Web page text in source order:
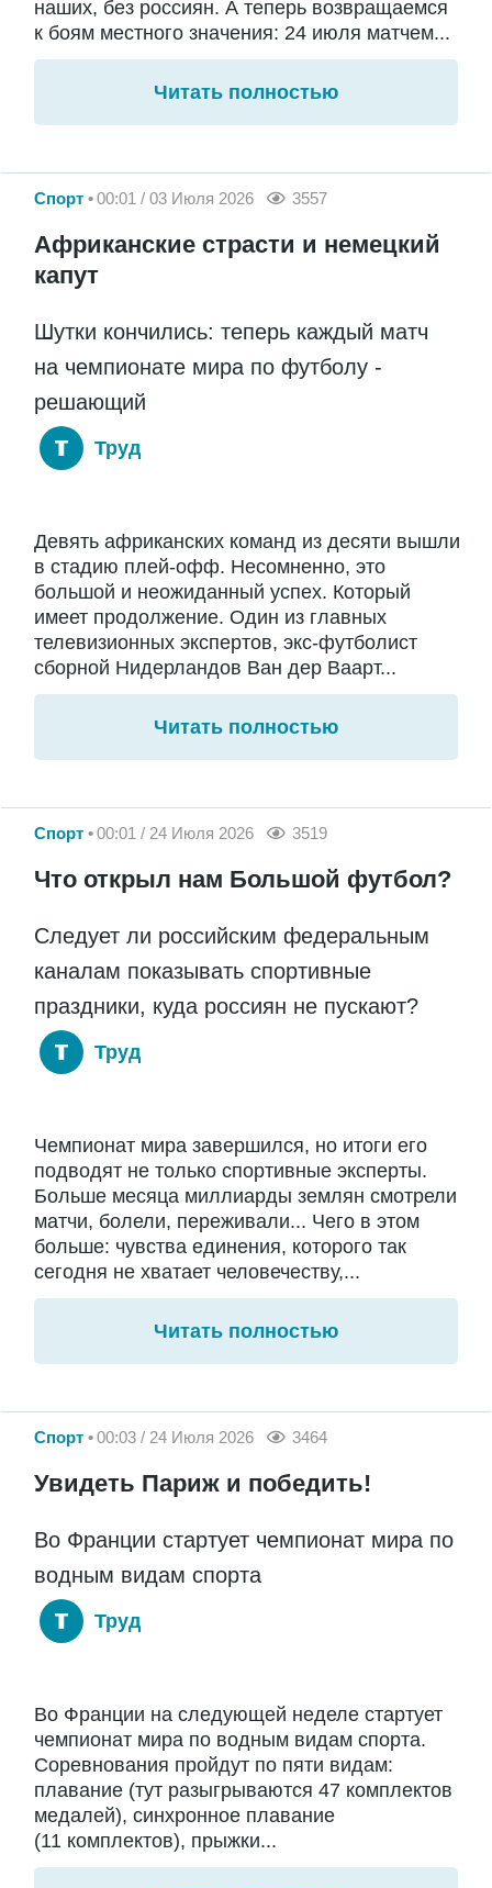
наших, без россиян. А теперь возвращаемся
к боям местного значения: 24 июля матчем...
Читать полностью
Спорт 00:01 / 03 Июля 2026 3557
Африканские страсти и немецкий
капут
Шутки кончились: теперь каждый матч
на чемпионате мира по футболу -
решающий
Труд
Девять африканских команд из десяти вышли
в стадию плей-офф. Несомненно, это
большой и неожиданный успех. Который
имеет продолжение. Один из главных
телевизионных экспертов, экс-футболист
сборной Нидерландов Ван дер Ваарт...
Читать полностью
Спорт 00:01 / 24 Июля 2026 3519
Что открыл нам Большой футбол?
Следует ли российским федеральным
каналам показывать спортивные
праздники, куда россиян не пускают?
Труд
Чемпионат мира завершился, но итоги его
подводят не только спортивные эксперты.
Больше месяца миллиарды землян смотрели
матчи, болели, переживали... Чего в этом
больше: чувства единения, которого так
сегодня не хватает человечеству,...
Читать полностью
Спорт 00:03 / 24 Июля 2026 3464
Увидеть Париж и победить!
Во Франции стартует чемпионат мира по
водным видам спорта
Труд
Во Франции на следующей неделе стартует
чемпионат мира по водным видам спорта.
Соревнования пройдут по пяти видам:
плавание (тут разыгрываются 47 комплектов
медалей), синхронное плавание
(11 комплектов), прыжки...